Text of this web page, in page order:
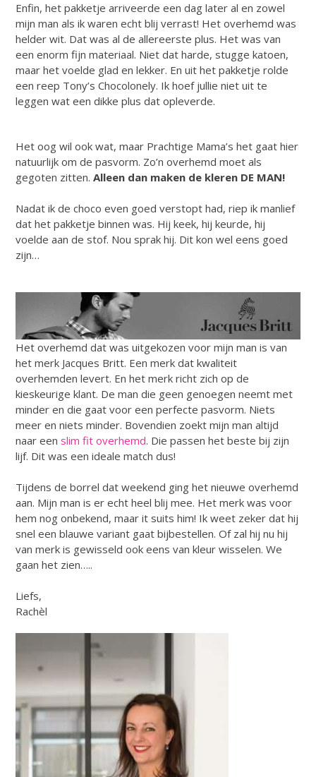
Enfin, het pakketje arriveerde een dag later al en zowel
mijn man als ik waren echt blij verrast! Het overhemd was
helder wit. Dat was al de allereerste plus. Het was van
een enorm fijn materiaal. Niet dat harde, stugge katoen,
maar het voelde glad en lekker. En uit het pakketje rolde
een reep Tony’s Chocolonely. Ik hoef jullie niet uit te
leggen wat een dikke plus dat opleverde.
Het oog wil ook wat, maar Prachtige Mama’s het gaat hier
natuurlijk om de pasvorm. Zo’n overhemd moet als
gegoten zitten.Alleen dan maken de kleren DE MAN!
Nadat ik de choco even goed verstopt had, riep ik manlief
dat het pakketje binnen was. Hij keek, hij keurde, hij
voelde aan de stof. Nou sprak hij. Dit kon wel eens goed
zijn…
Het overhemd dat was uitgekozen voor mijn man is van
het merk Jacques Britt. Een merk dat kwaliteit
overhemden levert. En het merk richt zich op de
kieskeurige klant. De man die geen genoegen neemt met
minder en die gaat voor een perfecte pasvorm. Niets
meer en niets minder. Bovendien zoekt mijn man altijd
naar eenslim fit overhemd. Die passen het beste bij zijn
lijf. Dit was een ideale match dus!
Tijdens de borrel dat weekend ging het nieuwe overhemd
aan. Mijn man is er echt heel blij mee. Het merk was voor
hem nog onbekend, maar it suits him! Ik weet zeker dat hij
snel een blauwe variant gaat bijbestellen. Of zal hij nu hij
van merk is gewisseld ook eens van kleur wisselen. We
gaan het zien…..
Liefs,
Rachèl